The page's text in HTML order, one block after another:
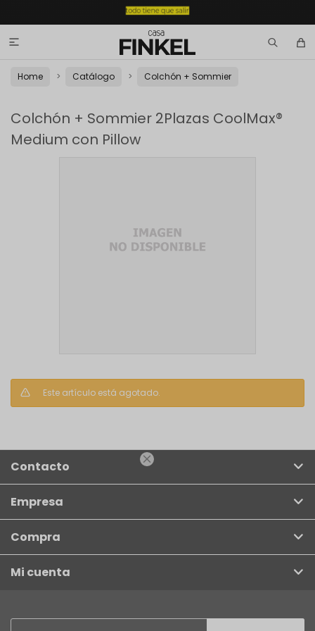


Home Catálogo Colchón + Sommier
Colchón + Sommier 2Plazas CoolMax®
Medium con Pillow
Este artículo está agotado.
Contacto
Empresa
Compra
Mi cuenta